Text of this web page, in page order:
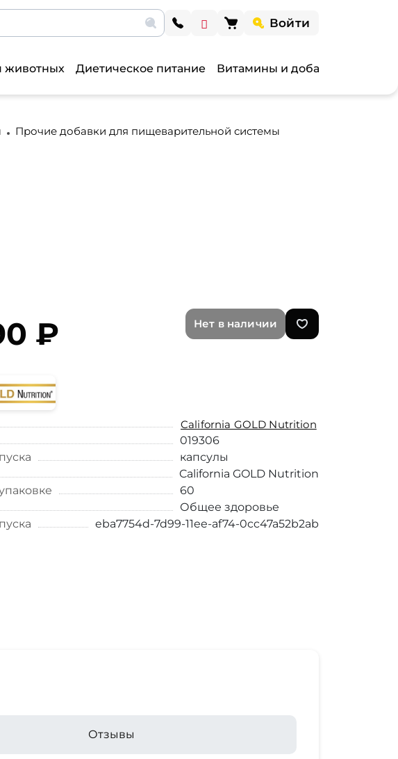
Войти
животных Диетическое питание Витамины и добавки
Прочие добавки для пищеварительной системы
₽ Нет в наличии
California GOLD Nutrition
019306
капсулы
California GOLD Nutrition
60
Общее здоровье
eba7754d-7d99-11ee-af74-0cc47a52b2ab
Отзывы